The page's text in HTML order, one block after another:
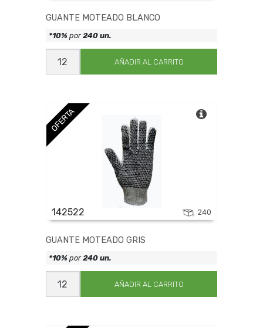
GUANTE MOTEADO BLANCO
GUANTE
MOTEADO
BLANCO
AÑADIR AL CARRITO
*10%por240 un.
OFERTA
142522 240
GUANTE MOTEADO GRIS
GUANTE
MOTEADO
GRIS
AÑADIR AL CARRITO
*10%por240 un.